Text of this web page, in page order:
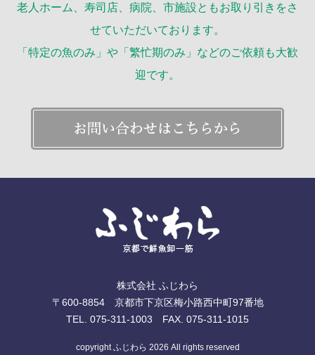
老人ホーム、寿司店、病院、市施設ともお取り引きをさ
せていただいております。
「特定の魚のみ」や「繁忙期のみ」などのご依頼も大歓
迎です。
株式会社 ふじわら
〒600-8854 京都市下京区梅小路西中町97番地
TEL. 075-311-1003 FAX. 075-311-1015
copyright ふじわら 2026 All rights reserved